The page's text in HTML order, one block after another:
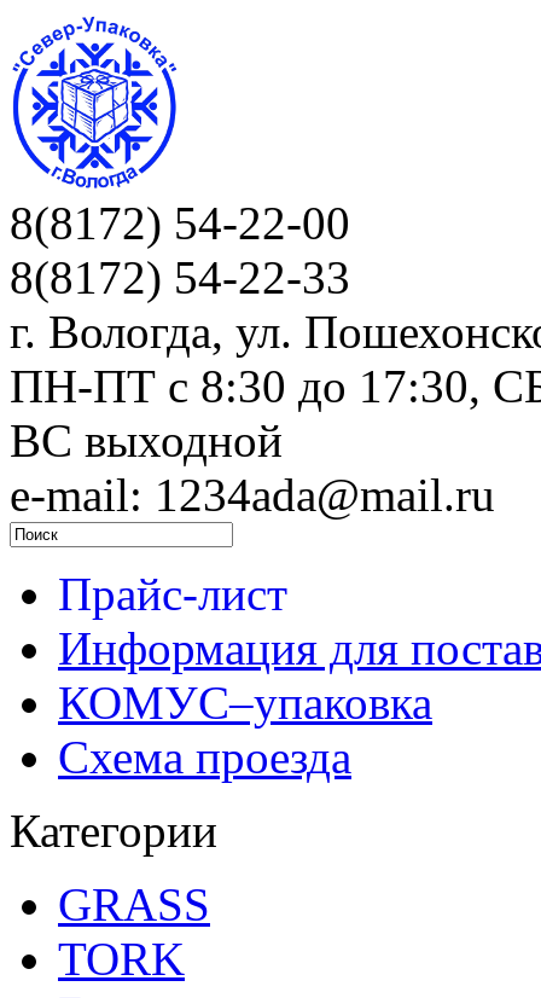
8(8172) 54-22-00
8(8172) 54-22-33
г. Вологда, ул.
ПН-ПТ c 8:30 до 17:30,
ВС выходной
e-mail: 1234ada@mail.ru
Прайс-лист
Информация для
КОМУС–упаковка
Схема проезда
Категории
GRASS
TORK